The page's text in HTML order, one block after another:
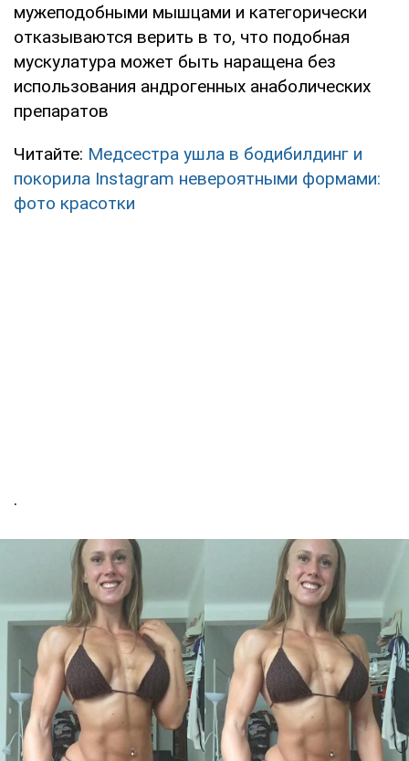
мужеподобными мышцами и категорически
отказываются верить в то, что подобная
мускулатура может быть наращена без
использования андрогенных анаболических
препаратов
Читайте: Медсестра ушла в бодибилдинг и
покорила Instagram невероятными формами:
фото красотки
.